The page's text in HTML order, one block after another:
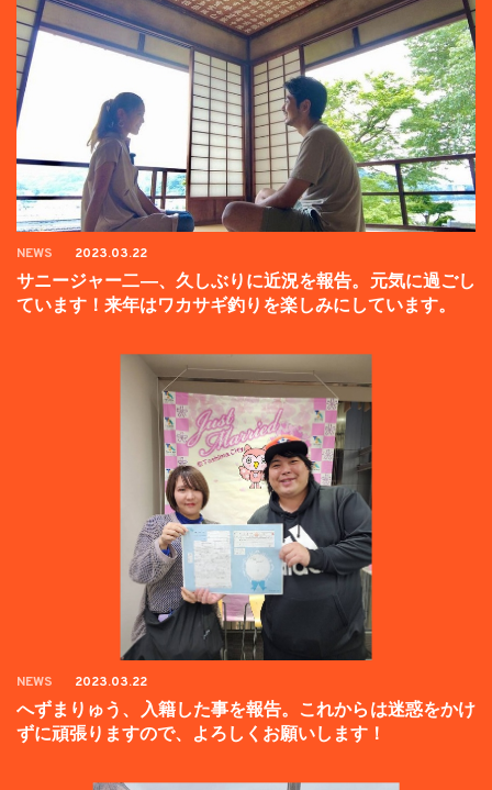
NEWS 2023.03.22
サニージャー二―、久しぶりに近況を報告。元気に過ごし
ています！来年はワカサギ釣りを楽しみにしています。
NEWS 2023.03.22
へずまりゅう、入籍した事を報告。これからは迷惑をかけ
ずに頑張りますので、よろしくお願いします！